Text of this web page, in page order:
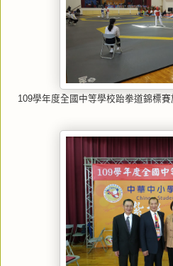
109學年度全國中等學校跆拳道錦標